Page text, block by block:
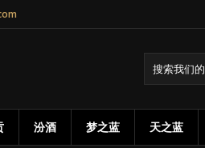
汾酒 梦之蓝 天之蓝
添加至愿
((title))
您需要登录才能